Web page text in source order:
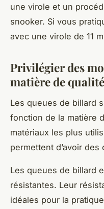
une virole et un
snooker. Si vous
avec une virole de 11
Privilégier des
matière de qualité
Les queues de billard
fonction de la matière
matériaux les plus
permettent d’avoir
Les queues de billard
résistantes. Leur
idéales pour la